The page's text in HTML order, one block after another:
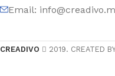
Email:
CREADIVO 2019. CREATED